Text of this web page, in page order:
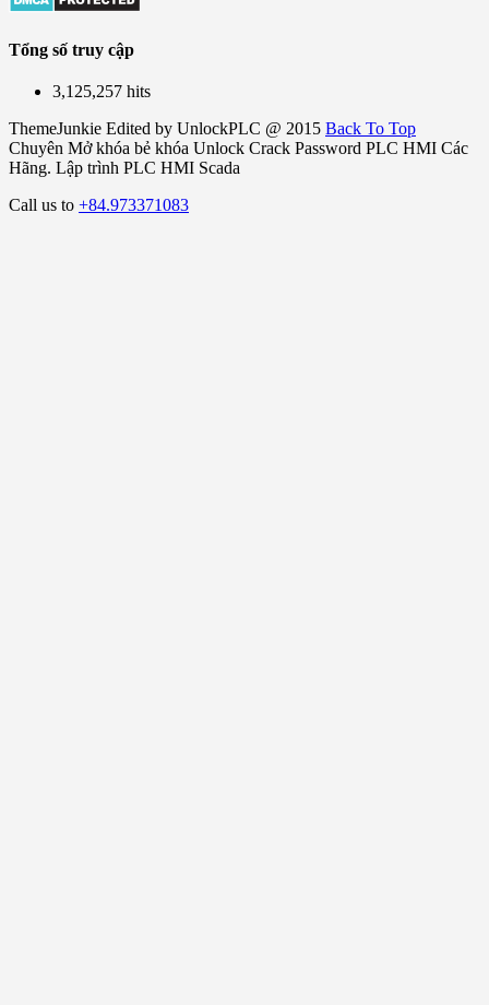
Tổng số truy cập
3,125,257 hits
ThemeJunkie Edited by UnlockPLC @ 2015 Back To Top
Chuyên Mở khóa bẻ khóa Unlock Crack Password PLC HMI Các
Hãng. Lập trình PLC HMI Scada
Call us to +84.973371083